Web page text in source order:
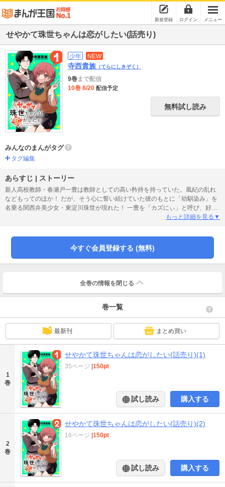
新規登録 ログイン メニュー
せやかて珠世ちゃんは恋がしたい(話売り)
少年 NEW
寺西貴族 （てらにしきぞく）
9巻まで配信
10巻 8/20 配信予定
無料試し読み
みんなのまんがタグ
タグ編集
あらすじ | ストーリー
新人高校教師・春瀬戸一豊は教師としての高い矜持を持っていた。風紀の乱れ
などもってのほか！ だが、そう心に誓い続けていた彼のもとに「幼馴染み」を
名乗る関西弁美少女・東淀川珠世が現れた！ 一豊を「カズにぃ」と呼び、好意
を隠さずゼロ距離でイチャイチャしてこようとする彼女を前にして、一豊は
もっと詳細を見る▼
今すぐ会員登録する (無料)
全巻の情報を 閉じる
巻一覧
最新刊 まとめ買い
1
巻
せやかて珠世ちゃんは恋がしたい(話売り)(1)
35ページ |150pt
試し読み 購入する
2
巻
せやかて珠世ちゃんは恋がしたい(話売り)(2)
16ページ |150pt
試し読み 購入する